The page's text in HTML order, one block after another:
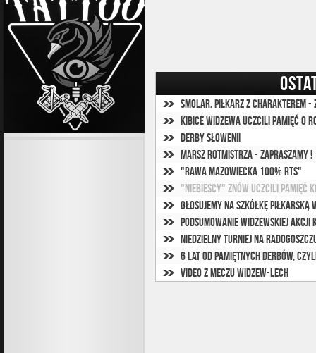
Smolar. Piłkarz z charakterem -
Kibice Widzewa uczcili pamięć o
Derby Słowenii
MARSZ ROTMISTRZA - zapraszamy !
"Rawa Mazowiecka 100% RTS"
"Niebiescy" znów uczcili pamięć
Głosujemy na szkółkę piłkarską
Podsumowanie widzewskiej akcji
Niedzielny turniej na
6 lat od pamiętnych derbów, czyli
Video z meczu Widzew-Lech